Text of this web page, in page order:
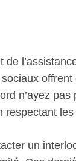
de
n’ayez
respectant
un